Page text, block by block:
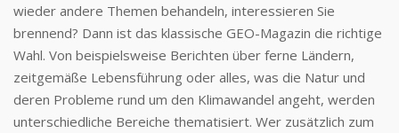
wieder andere Themen behandeln, interessieren Sie
brennend? Dann ist das klassische GEO-Magazin die richtige
Wahl. Von beispielsweise Berichten über ferne Ländern,
zeitgemäße Lebensführung oder alles, was die Natur und
deren Probleme rund um den Klimawandel angeht, werden
unterschiedliche Bereiche thematisiert. Wer zusätzlich zum